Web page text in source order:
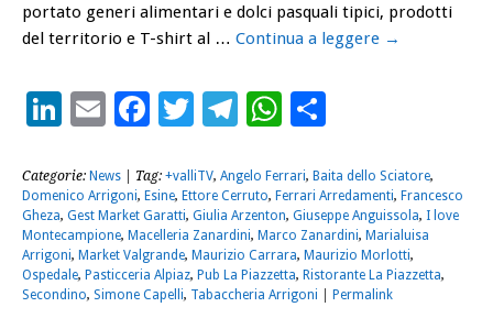
portato generi alimentari e dolci pasquali tipici, prodotti
del territorio e T-shirt al … Continua a leggere →
LinkedIn
EmailFacebook
Twitter
Telegram
WhatsApp
Categorie: News | Tag: +valliTV, Angelo Ferrari, Baita dello Sciatore,
Domenico Arrigoni, Esine, Ettore Cerruto, Ferrari Arredamenti, Francesco
Gheza, Gest Market Garatti, Giulia Arzenton, Giuseppe Anguissola, I love
Montecampione, Macelleria Zanardini, Marco Zanardini, Marialuisa
Arrigoni, Market Valgrande, Maurizio Carrara, Maurizio Morlotti,
Ospedale, Pasticceria Alpiaz, Pub La Piazzetta, Ristorante La Piazzetta,
Secondino, Simone Capelli, Tabaccheria Arrigoni Permalink